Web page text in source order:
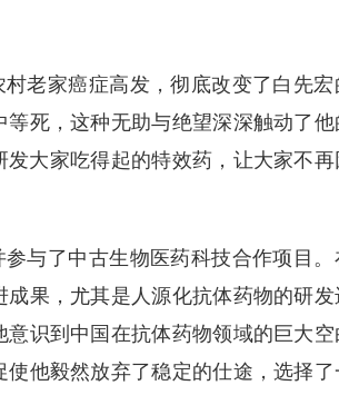
老家癌症高发，彻底改变了白先
死，这种无助与绝望深深触动了
大家吃得起的特效药，让大家不
与了中古生物医药科技合作项目
果，尤其是人源化抗体药物的研
识到中国在抗体药物领域的巨大
他毅然放弃了稳定的仕途，选择